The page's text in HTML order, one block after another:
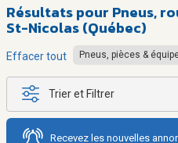
Résultats pour Pneus,
St-Nicolas (Québec)
Effacer tout Pneus, pièces &
Trier et Filtrer
Recevez les nouvelles